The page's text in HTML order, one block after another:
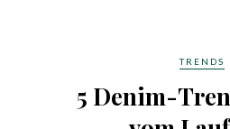
TRENDS
5 Denim-